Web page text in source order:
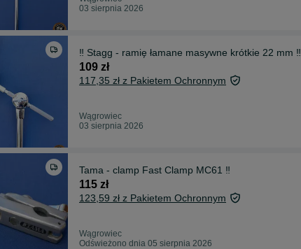
03 sierpnia 2026
‼️ Stagg - ramię łamane masywne krótkie 22 mm ‼️
109 zł
117,35 zł z Pakietem Ochronnym
Wągrowiec
03 sierpnia 2026
Tama - clamp Fast Clamp MC61 ‼️
115 zł
123,59 zł z Pakietem Ochronnym
Wągrowiec
Odświeżono dnia 05 sierpnia 2026